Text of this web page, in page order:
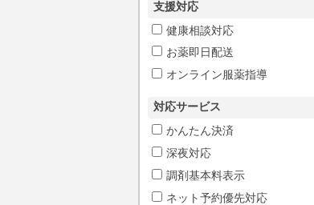
支援対応
健康相談対応
お薬即日配送
オンライン服薬指導
対応サービス
かんたん決済
深夜対応
調剤基本料表示
ネット予約優先対応